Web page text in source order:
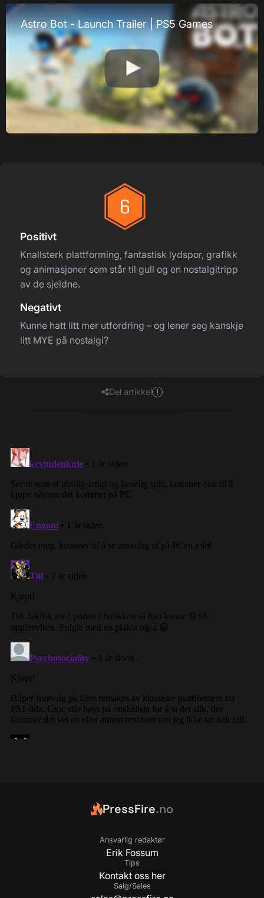
Astro Bot - Launch Trailer | PS5 Games
Positivt
Knallsterk plattforming, fantastisk lydspor, grafikk
og animasjoner som står til gull og en nostalgitripp
av de sjeldne.
Negativt
Kunne hatt litt mer utfordring – og lener seg kanskje
litt MYE på nostalgi?
Del artikkel
PressFire.no
Ansvarlig redaktør
Erik Fossum
Tips
Kontakt oss her
Salg/Sales